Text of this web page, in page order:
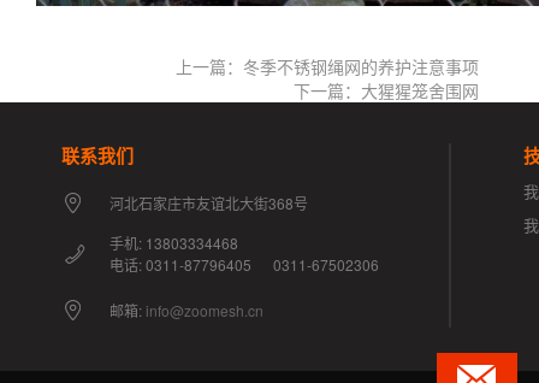
上一篇：冬季不锈钢绳网的养护注意事项
下一篇：大猩猩笼舍围网
联系我们
河北石家庄市友谊北大街368号
手机: 13803334468
电话: 0311-87796405 0311-67502306
邮箱: info@zoomesh.cn